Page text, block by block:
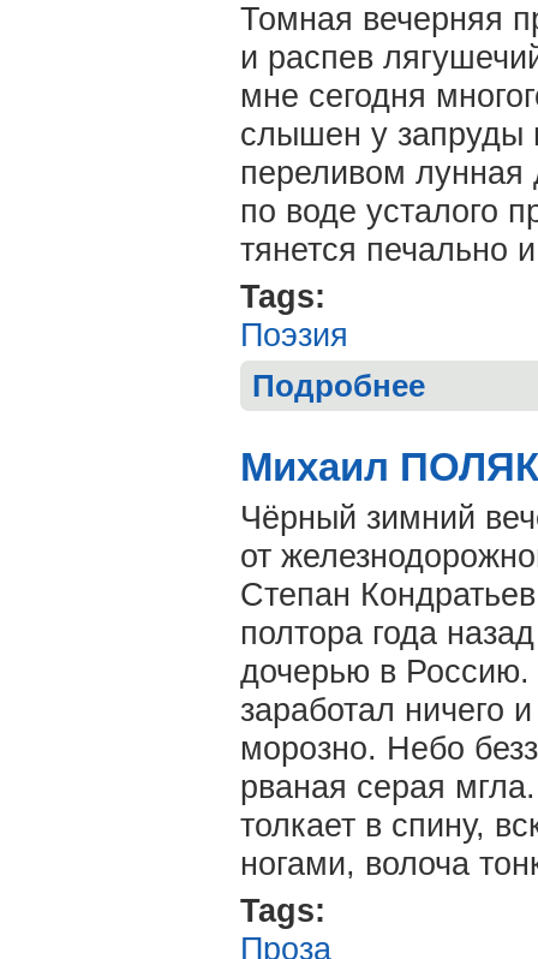
Томная вечерняя
и распев
мне сегодня
слышен у запруды
переливом лунная
по воде усталого
тянется печально
Tags:
Поэзия
Подробнее
Михаил
Чёрный зимний
от
Степан
полтора года
дочерью в Россию.
заработал ничего
морозно. Небо
рваная серая
толкает в спину,
ногами, волоча
Tags:
Проза